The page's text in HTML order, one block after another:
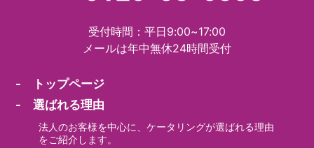
受付時間：平日9:00~17:00
メールは年中無休24時間受付
- トップページ
- 選ばれる理由
法人のお客様を中心に、ケータリングが選ばれる理由
をご紹介します。